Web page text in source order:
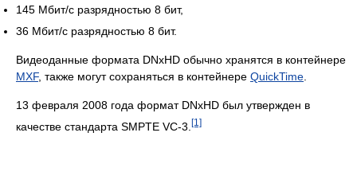
145 Мбит/с разрядностью 8 бит,
36 Мбит/с разрядностью 8 бит.
Видеоданные формата DNxHD обычно хранятся в контейнере
MXF, также могут сохраняться в контейнере QuickTime
13 февраля 2008 года формат DNxHD был утвержден в
качестве стандарта SMPTE VC-3. [1]